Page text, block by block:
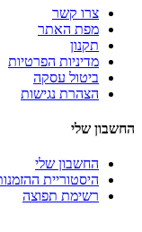
צרו קשר
מפת האתר
תקנון
מדיניות הפרטיות
ביטול עסקה
הצהרת נגישות
החשבון שלי
החשבון שלי
היסטוריית
רשימת תפוצה